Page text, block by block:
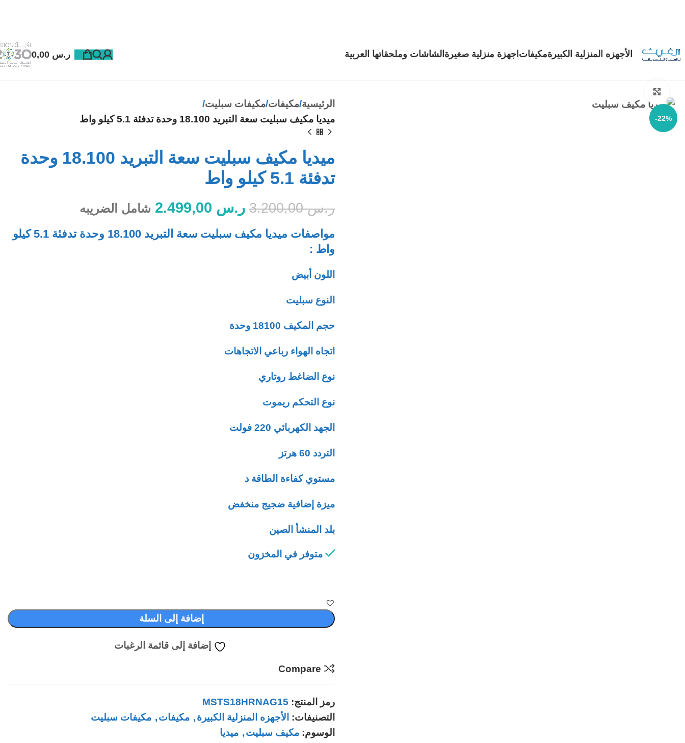
الأجهزه المنزلية الكبيرةمكيفات اجهزة منزلية صغيرة الشاشات وملحقاتها العربية ر.س
-22%
الرئيسية مكيفات مكيفات سبليت
ميديا مكيف سبليت سعة التبريد 18.100 وحدة تدفئة 5.1 كيلو واط
ميديا مكيف سبليت سعة التبريد 18.100 وحدة
تدفئة 5.1 كيلو واط
ر.س3.200,00 ر.س شامل الضريبه
مواصفات ميديا مكيف سبليت سعة التبريد 18.100 وحدة تدفئة 5.1 كيلو
واط :
اللون أبيض
النوع سبليت
حجم المكيف 18100 وحدة
اتجاه الهواء رباعي الاتجاهات
نوع الضاغط روتاري
نوع التحكم ريموت
الجهد الكهربائي 220 فولت
التردد 60 هرتز
مستوي كفاءة الطاقة د
ميزة إضافية ضجيج منخفض
بلد المنشأ الصين
متوفر في المخزون
إضافة إلى السلة
إضافة إلى قائمة الرغبات
Compare
رمز المنتج: MSTS18HRNAG15
التصنيفات: الأجهزه المنزلية الكبيرة, مكيفات, مكيفات سبليت
الوسوم: مكيف سبليت, ميديا